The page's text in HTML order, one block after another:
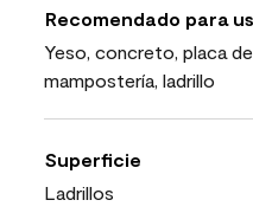
Recomendado para
Yeso, concreto, placa
mampostería, ladrillo
Superficie
Ladrillos